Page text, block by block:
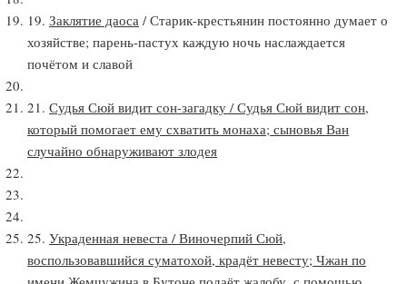
19. Заклятие даоса / Старик-крестьянин постоянно думает о
хозяйстве; парень-пастух каждую ночь наслаждается
почётом и славой
21. Судья Сюй видит сон-загадку / Судья Сюй видит сон,
который помогает ему схватить монаха; сыновья Ван
случайно обнаруживают злодея
25. Украденная невеста / Виночерпий Сюй,
воспользовавшийся суматохой, крадёт невесту; Чжан по